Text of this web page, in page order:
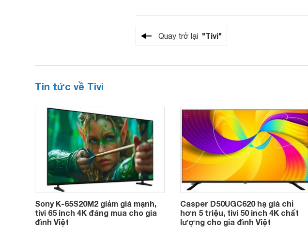
Quay trở lại "Tivi"
Tin tức về Tivi
Sony K-65S20M2 giảm giá mạnh,
tivi 65 inch 4K đáng mua cho gia
đình Việt
Casper D50UGC620 hạ giá chỉ
hơn 5 triệu, tivi 50 inch 4K chất
lượng cho gia đình Việt